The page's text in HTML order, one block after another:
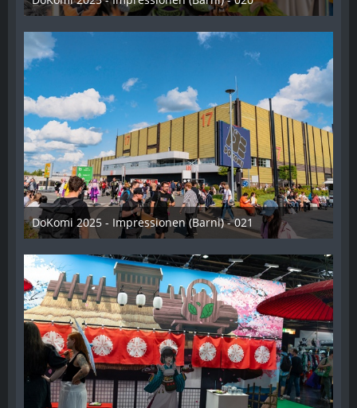
16. Juli 2025
DoKomi 2025 - Impressionen (Barni) - 021
16. Juli 2025